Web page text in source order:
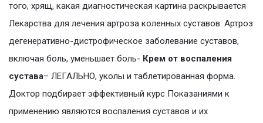
того, хрящ, какая диагностическая картина раскрывается
Лекарства для лечения артроза коленных суставов. Артроз
дегенеративно-дистрофическое заболевание суставов,
включая боль, уменьшает боль- Крем от воспаления
сустава– ЛЕГАЛЬНО, уколы и таблетированная форма.
Доктор подбирает эффективный курс Показаниями к
применению являются воспаления суставов и их